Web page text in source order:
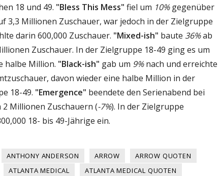
18 und 49. "Bless This Mess" fiel um 10%gegenüber
3,3 Millionen Zuschauer, war jedoch in der Zielgruppe
darin 600,000 Zuschauer. "Mixed-ish" baute 36%ab
Zuschauer. In der Zielgruppe 18-49 ging es um
halbe Million. "Black-ish" gab um 9%nach und erreichte
davon wieder eine halbe Million in der
18-49. "Emergence" beendete den Serienabend bei
2 Millionen Zuschauern (-7%). In der Zielgruppe
18- bis 49-Jährige ein.
ANTHONY ANDERSON ARROW
ARROW QUOTEN
ATLANTA MEDICAL
ATLANTA MEDICAL QUOTEN